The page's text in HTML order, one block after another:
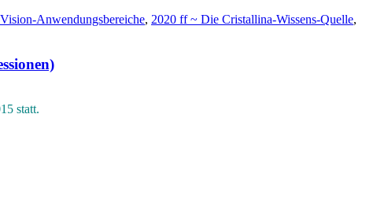
Anwendungsbereiche, 2020 ff ~ Die Cristallina-Wissens-Quelle,
statt.